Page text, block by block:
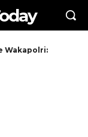
Wakapolri: